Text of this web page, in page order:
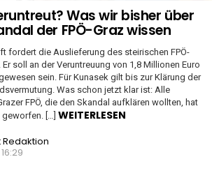
Was wir bisher über
der FPÖ-Graz wissen
fordert die Auslieferung des steirischen FPÖ-
soll an der Veruntreuung von 1,8 Millionen Euro
sein. Für Kunasek gilt bis zur Klärung der
Was schon jetzt klar ist: Alle
FPÖ, die den Skandal aufklären wollten, hat
geworfen. […] WEITERLESEN